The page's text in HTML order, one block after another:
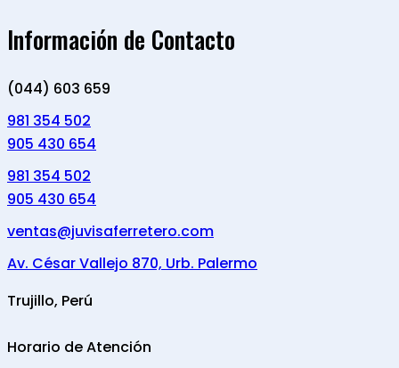
Información de Contacto
(044) 603 659
981 354 502
905 430 654
981 354 502
905 430 654
ventas@juvisaferretero.com
Av. César Vallejo 870, Urb. Palermo
Trujillo, Perú
Horario de Atención